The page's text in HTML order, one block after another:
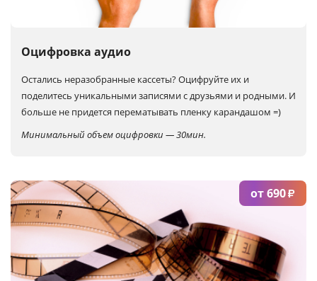
Оцифровка аудио
Остались неразобранные кассеты?Оцифруйте их и
поделитесь уникальными записями с друзьями и родными. И
больше не придется перематывать пленку карандашом =)
Минимальный объем оцифровки — 30мин.
от 690₽